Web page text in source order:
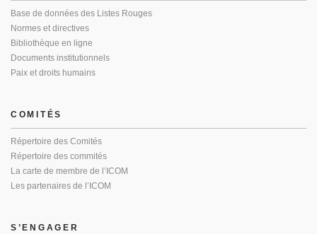
Base de données des Listes Rouges
Normes et directives
Bibliothèque en ligne
Documents institutionnels
Paix et droits humains
COMITÉS
Répertoire des Comités
Répertoire des commités
La carte de membre de l’ICOM
Les partenaires de l’ICOM
S’ENGAGER